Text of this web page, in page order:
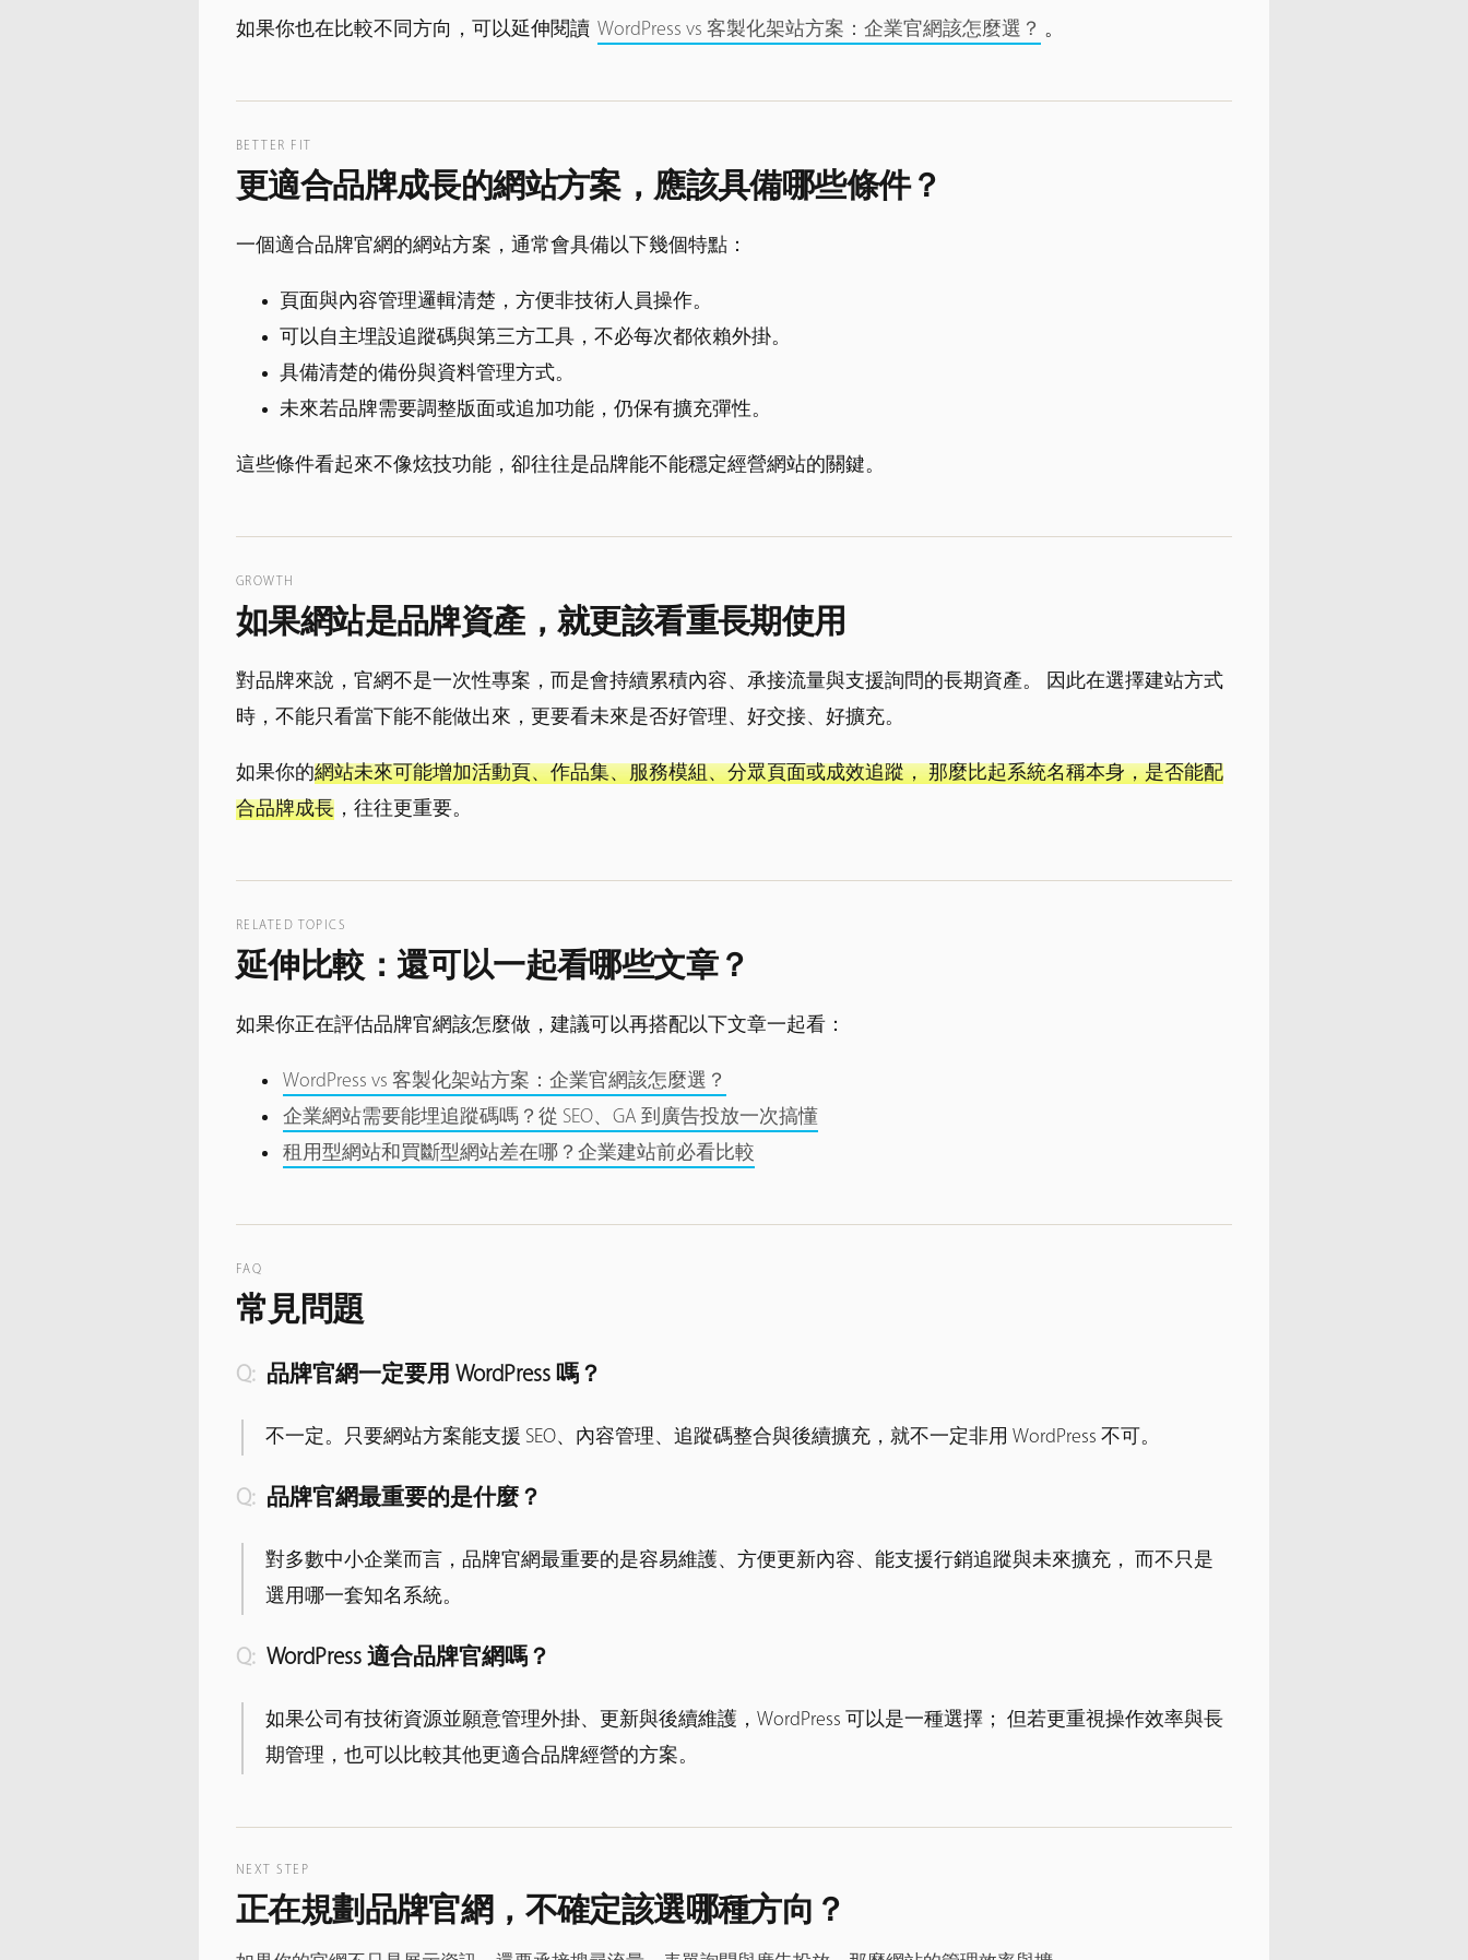
如果你也在比較不同方向，可以延伸閱讀 WordPress vs 客製化架站方案：企業官網該怎麼選？ 。
BETTER FIT
更適合品牌成長的網站方案，應該具備哪些條件？
一個適合品牌官網的網站方案，通常會具備以下幾個特點：
頁面與內容管理邏輯清楚，方便非技術人員操作。
可以自主埋設追蹤碼與第三方工具，不必每次都依賴外掛。
具備清楚的備份與資料管理方式。
未來若品牌需要調整版面或追加功能，仍保有擴充彈性。
這些條件看起來不像炫技功能，卻往往是品牌能不能穩定經營網站的關鍵。
GROWTH
如果網站是品牌資產，就更該看重長期使用
對品牌來說，官網不是一次性專案，而是會持續累積內容、承接流量與支援詢問的長期資產。 因此在選擇建站方式
時，不能只看當下能不能做出來，更要看未來是否好管理、好交接、好擴充。
如果你的網站未來可能增加活動頁、作品集、服務模組、分眾頁面或成效追蹤， 那麼比起系統名稱本身，是否能配
合品牌成長 ，往往更重要。
RELATED TOPICS
延伸比較：還可以一起看哪些文章？
如果你正在評估品牌官網該怎麼做，建議可以再搭配以下文章一起看：
WordPress vs 客製化架站方案：企業官網該怎麼選？
企業網站需要能埋追蹤碼嗎？從 SEO、GA 到廣告投放一次搞懂
租用型網站和買斷型網站差在哪？企業建站前必看比較
FAQ
常見問題
品牌官網一定要用 WordPress 嗎？
不一定。只要網站方案能支援 SEO、內容管理、追蹤碼整合與後續擴充，就不一定非用 WordPress 不可。
品牌官網最重要的是什麼？
對多數中小企業而言，品牌官網最重要的是容易維護、方便更新內容、能支援行銷追蹤與未來擴充， 而不只是
選用哪一套知名系統。
WordPress 適合品牌官網嗎？
如果公司有技術資源並願意管理外掛、更新與後續維護，WordPress 可以是一種選擇； 但若更重視操作效率與長
期管理，也可以比較其他更適合品牌經營的方案。
NEXT STEP
正在規劃品牌官網，不確定該選哪種方向？